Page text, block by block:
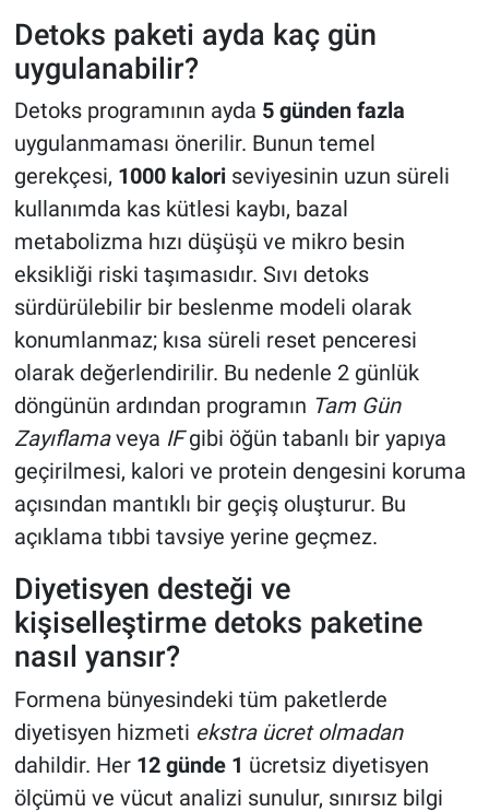
Detoks paketi ayda kaç gün
uygulanabilir?
Detoks programının ayda 5 günden fazla
uygulanmaması önerilir. Bunun temel
gerekçesi, 1000 kaloriseviyesinin uzun süreli
kullanımda kas kütlesi kaybı, bazal
metabolizma hızı düşüşü ve mikro besin
eksikliği riski taşımasıdır. Sıvı detoks
sürdürülebilir bir beslenme modeli olarak
konumlanmaz; kısa süreli reset penceresi
olarak değerlendirilir. Bu nedenle 2 günlük
döngünün ardından programın Tam Gün
Zayıflamaveya IFgibi öğün tabanlı bir yapıya
geçirilmesi, kalori ve protein dengesini koruma
açısından mantıklı bir geçiş oluşturur. Bu
açıklama tıbbi tavsiye yerine geçmez.
Diyetisyen desteği ve
kişiselleştirme detoks paketine
nasıl yansır?
Formena bünyesindeki tüm paketlerde
diyetisyen hizmeti ekstra ücret olmadan
dahildir. Her 12 günde 1 ücretsiz diyetisyen
ölçümü ve vücut analizi sunulur, sınırsız bilgi